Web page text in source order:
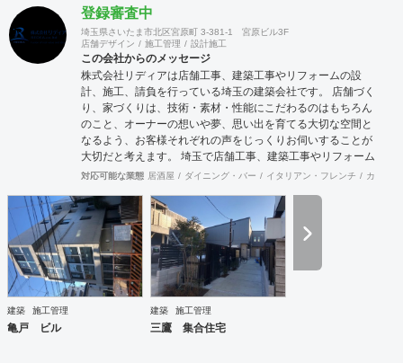
登録審査中
埼玉県さいたま市北区宮原町 3-381-1 宮原ビル3F
店舗デザイン
施工管理 設計施工
この会社からのメッセージ
株式会社リディアは店舗工事、建築工事やリフォームの設
計、施工、請負を行っている埼玉の建築会社です。 店舗づく
り、家づくりは、技術・素材・性能にこだわるのはもちろん
のこと、オーナーの想いや夢、思い出を育てる大切な空間と
なるよう、お客様それぞれの声をじっくりお伺いすることが
大切だと考えます。 埼玉で店舗工事、建築工事やリフォーム
をお考えの方はお気軽に私たちにご相談ください。
対応可能な業態 居酒屋 ダイニング・バー イタリアン・フレンチ カフェ
建築 施工管理
亀戸 ビル
建築 施工管理
三鷹 集合住宅